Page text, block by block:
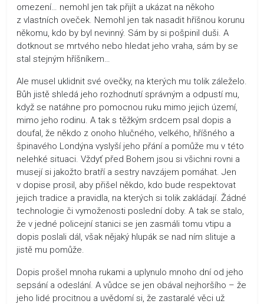
omezení… nemohl jen tak přijít a ukázat na někoho
z vlastních oveček. Nemohl jen tak nasadit hříšnou korunu
někomu, kdo by byl nevinný. Sám by si pošpinil duši. A
dotknout se mrtvého nebo hledat jeho vraha, sám by se
stal stejným hříšníkem…
Ale musel uklidnit své ovečky, na kterých mu tolik záleželo.
Bůh jistě shledá jeho rozhodnutí správným a odpustí mu,
když se natáhne pro pomocnou ruku mimo jejich území,
mimo jeho rodinu. A tak s těžkým srdcem psal dopis a
doufal, že někdo z onoho hlučného, velkého, hříšného a
špinavého Londýna vyslyší jeho přání a pomůže mu v této
nelehké situaci. Vždyť před Bohem jsou si všichni rovni a
musejí si jakožto bratří a sestry navzájem pomáhat. Jen
v dopise prosil, aby přišel někdo, kdo bude respektovat
jejich tradice a pravidla, na kterých si tolik zakládají. Žádné
technologie či vymoženosti poslední doby. A tak se stalo,
že v jedné policejní stanici se jen zasmáli tomu vtipu a
dopis poslali dál, však nějaký hlupák se nad ním slituje a
jistě mu pomůže.
Dopis prošel mnoha rukami a uplynulo mnoho dní od jeho
sepsání a odeslání. A vůdce se jen obával nejhoršího – že
jeho lidé procitnou a uvědomí si, že zastaralé věci už